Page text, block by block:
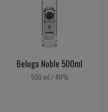
Beluga Noble 500ml
500 ml /40%